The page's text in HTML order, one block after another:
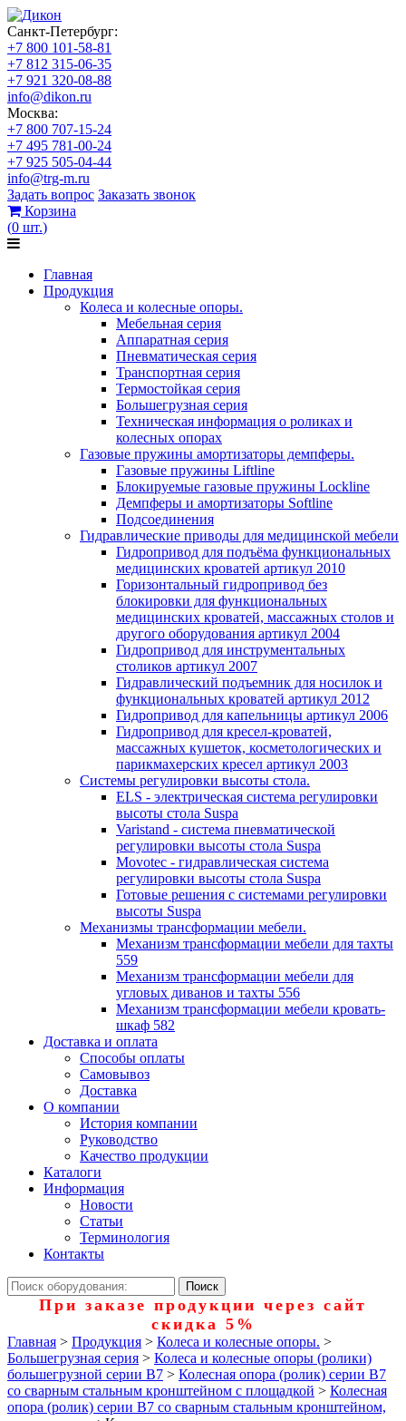
Санкт-Петербург:
+7 800 101-58-81
+7 812 315-06-35
+7 921 320-08-88
info@dikon.ru
Москва:
+7 800 707-15-24
+7 495 781-00-24
+7 925 505-04-44
info@trg-m.ru
Задать вопрос Заказать звонок
Корзина
(0 шт.)
Главная
Продукция
Колеса и колесные опоры.
Мебельная серия
Аппаратная серия
Пневматическая серия
Транспортная серия
Термостойкая серия
Большегрузная серия
Техническая информация о роликах и
колесных опорах
Газовые пружины амортизаторы демпферы.
Газовые пружины Liftline
Блокируемые газовые пружины Lockline
Демпферы и амортизаторы Softline
Подсоединения
Гидравлические приводы для медицинской мебели
Гидропривод для подъёма функциональных
медицинских кроватей артикул 2010
Горизонтальный гидропривод без
блокировки для функциональных
медицинских кроватей, массажных столов и
другого оборудования артикул 2004
Гидропривод для инструментальных
столиков артикул 2007
Гидравлический подъемник для носилок и
функциональных кроватей артикул 2012
Гидропривод для капельницы артикул 2006
Гидропривод для кресел-кроватей,
массажных кушеток, косметологических и
парикмахерских кресел артикул 2003
Системы регулировки высоты стола.
ELS - электрическая система регулировки
высоты стола Suspa
Varistand - система пневматической
регулировки высоты стола Suspa
Movotec - гидравлическая система
регулировки высоты стола Suspa
Готовые решения с системами регулировки
высоты Suspa
Механизмы трансформации мебели.
Механизм трансформации мебели для тахты
559
Механизм трансформации мебели для
угловых диванов и тахты 556
Механизм трансформации мебели кровать-
шкаф 582
Доставка и оплата
Способы оплаты
Самовывоз
Доставка
О компании
История компании
Руководство
Качество продукции
Каталоги
Информация
Новости
Статьи
Терминология
Контакты
При заказе продукции через сайт
скидка 5%
Главная > Продукция > Колеса и колесные опоры. >
Большегрузная серия > Колеса и колесные опоры (ролики)
большегрузной серии В7 > Колесная опора (ролик) серии B7
со сварным стальным кронштейном с площадкой > Колесная
опора (ролик) серии B7 со сварным стальным кронштейном,